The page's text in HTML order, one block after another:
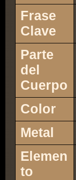
Frase
Clave
Parte
del
Cuerpo
Color
Metal
Elemen
to